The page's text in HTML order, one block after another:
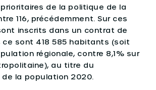
de la politique de la
116, précédemment. Sur ces
sont inscrits dans un contrat de
ce sont 418 585 habitants (soit
régionale, contre 8,1% sur
au titre du
la population 2020.